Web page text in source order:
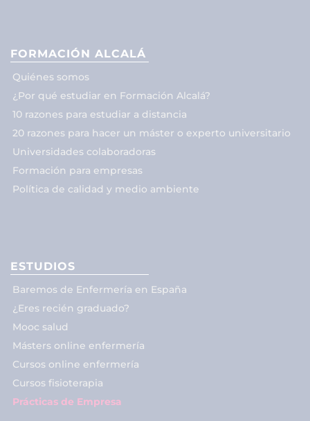
FORMACIÓN ALCALÁ
Quiénes somos
¿Por qué estudiar en Formación Alcalá?
10 razones para estudiar a distancia
20 razones para hacer un máster o experto universitario
Universidades colaboradoras
Formación para empresas
Política de calidad y medio ambiente
ESTUDIOS
Baremos de Enfermería en España
¿Eres recién graduado?
Mooc salud
Másters online enfermería
Cursos online enfermería
Cursos fisioterapia
Prácticas de Empresa